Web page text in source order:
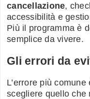
cancellazione,
accessibilità e
Più il programma è
semplice da vivere.
Gli errori da
L’errore più
scegliere quello che